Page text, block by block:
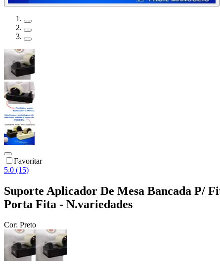
Favoritar
5.0 (15)
Suporte Aplicador De Mesa Bancada P/
Porta Fita - N.variedades
Cor: Preto